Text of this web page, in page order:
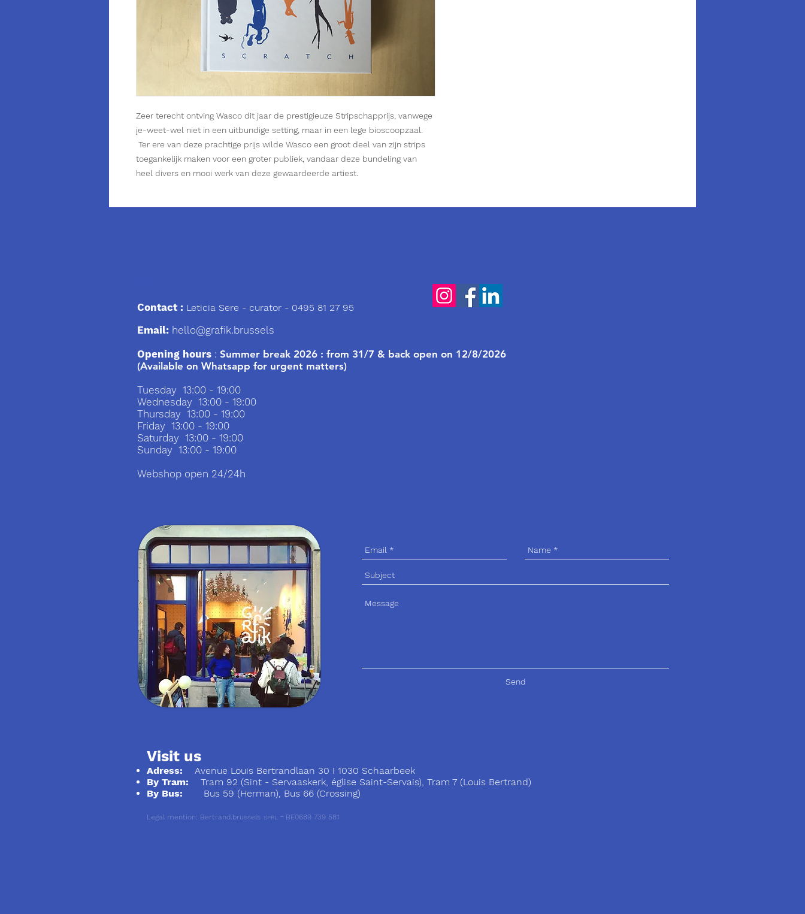
Zeer terecht ontving Wasco dit jaar de prestigieuze Stripschapprijs, vanwege
je-weet-wel niet in een uitbundige setting, maar in een lege bioscoopzaal.
Ter ere van deze prachtige prijs wilde Wasco een groot deel van zijn strips
toegankelijk maken voor een groter publiek, vandaar deze bundeling van
heel divers en mooi werk van deze gewaardeerde artiest.
Contact : Leticia Sere - curator - 0495 81 27 95
Email: hello@grafik.brussels
Opening hours : Summer break 2026 : from 31/7 & back open on 12/8/2026
(Available on Whatsapp for urgent matters)
Tuesday 13:00 - 19:00
Wednesday 13:00 - 19:00
Thursday 13:00 - 19:00
Friday 13:00 - 19:00
Saturday 13:00 - 19:00
Sunday 13:00 - 19:00
Webshop open 24/24h
Send
Visit us
Adress: Avenue Louis Bertrandlaan 30 I 1030 Schaarbeek
By Tram: Tram 92 (Sint - Servaaskerk, église Saint-Servais), Tram 7 (Louis Bertrand)
By Bus: Bus 59 (Herman), Bus 66 (Crossing)
Legal mention: Bertrand.brussels SPRL - BE0689 739 581